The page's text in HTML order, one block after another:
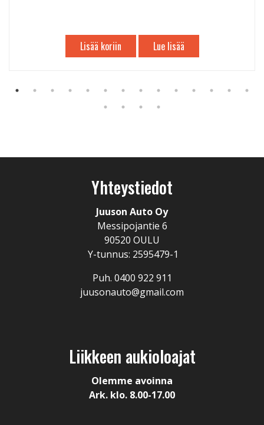
Lisää koriin Lue lisää
Yhteystiedot
Juuson Auto Oy
Messipojantie 6
90520 OULU
Y-tunnus: 2595479-1
Puh. 0400 922 911
juusonauto@gmail.com
Liikkeen aukioloajat
Olemme avoinna
Ark. klo. 8.00-17.00